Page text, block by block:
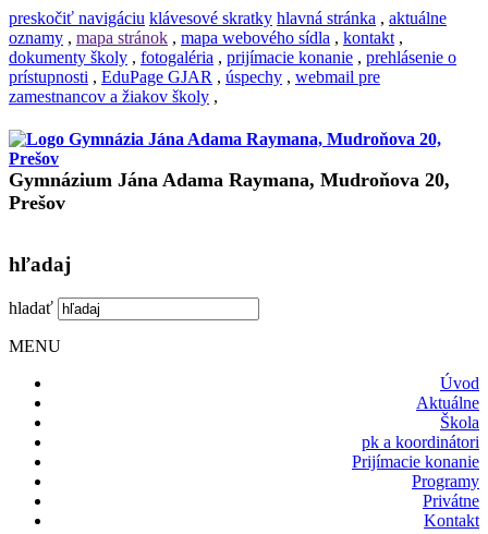
preskočiť navigáciu klávesové skratky hlavná stránka , aktuálne
oznamy , mapa stránok , mapa webového sídla , kontakt ,
dokumenty školy , fotogaléria , prijímacie konanie , prehlásenie o
prístupnosti , EduPage GJAR , úspechy , webmail pre
zamestnancov a žiakov školy ,
Gymnázium Jána Adama Raymana, Mudroňova 20,
Prešov
hľadaj
hladať
MENU
Úvod
Aktuálne
Škola
pk a koordinátori
Prijímacie konanie
Programy
Privátne
Kontakt